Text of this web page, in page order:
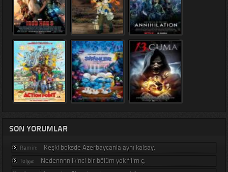
SON YORUMLAR
Ramin: Keşki boksde Azerbaycanla aynı kalsay.
Tolga: Nedennnn ikinci bir bölüm yok filim ç.